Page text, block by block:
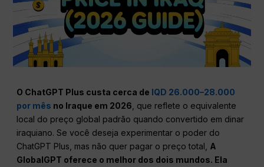
O ChatGPT Plus custa cerca de IQD 26.000–28.000
por mês no Iraque em 2026 , que reflete o equivalente
local do preço global padrão quando convertido em dinar
iraquiano. Se você deseja experimentar o poder do
ChatGPT Plus, mas não quer pagar o preço total, A
GlobalGPT oferece o melhor dos dois mundos. Ela